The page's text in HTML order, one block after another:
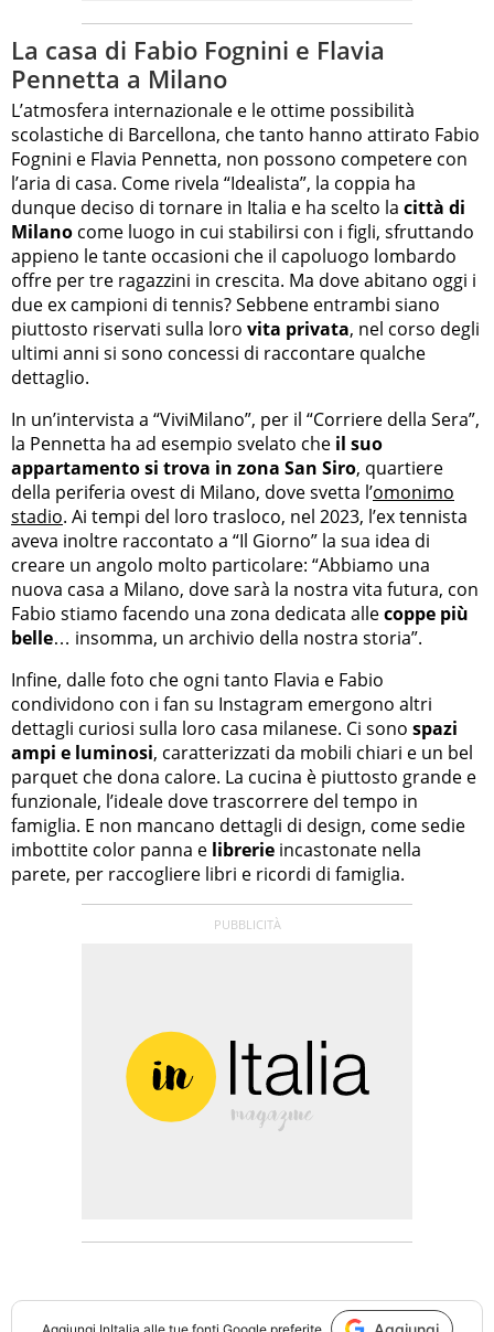
La casa di Fabio Fognini e Flavia
Pennetta a Milano
L’atmosfera internazionale e le ottime possibilità
scolastiche di Barcellona, che tanto hanno attirato Fabio
Fognini e Flavia Pennetta, non possono competere con
l’aria di casa. Come rivela “Idealista”, la coppia ha
dunque deciso di tornare in Italia e ha scelto la città di
Milano come luogo in cui stabilirsi con i figli, sfruttando
appieno le tante occasioni che il capoluogo lombardo
offre per tre ragazzini in crescita. Ma dove abitano oggi i
due ex campioni di tennis? Sebbene entrambi siano
piuttosto riservati sulla loro vita privata, nel corso degli
ultimi anni si sono concessi di raccontare qualche
dettaglio.
In un’intervista a “ViviMilano”, per il “Corriere della Sera”,
la Pennetta ha ad esempio svelato che il suo
appartamento si trova in zona San Siro, quartiere
della periferia ovest di Milano, dove svetta l’omonimo
stadio. Ai tempi del loro trasloco, nel 2023, l’ex tennista
aveva inoltre raccontato a “Il Giorno” la sua idea di
creare un angolo molto particolare: “Abbiamo una
nuova casa a Milano, dove sarà la nostra vita futura, con
Fabio stiamo facendo una zona dedicata allecoppe più
belle… insomma, un archivio della nostra storia”.
Infine, dalle foto che ogni tanto Flavia e Fabio
condividono con i fan su Instagram emergono altri
dettagli curiosi sulla loro casa milanese. Ci sono spazi
ampi e luminosi, caratterizzati da mobili chiari e un bel
parquet che dona calore. La cucina è piuttosto grande e
funzionale, l’ideale dove trascorrere del tempo in
famiglia. E non mancano dettagli di design, come sedie
imbottite color panna e librerie incastonate nella
parete, per raccogliere libri e ricordi di famiglia.